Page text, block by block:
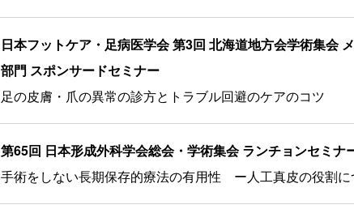
日本フットケア・足病医学会 第3回 北海道地方会学術集会
部門 スポンサードセミナー
足の皮膚・爪の異常の診方とトラブル回避のケアのコツ
第65回 日本形成外科学会総会・学術集会 ランチョンセミナ
手術をしない長期保存的療法の有用性 ー人工真皮の役割に